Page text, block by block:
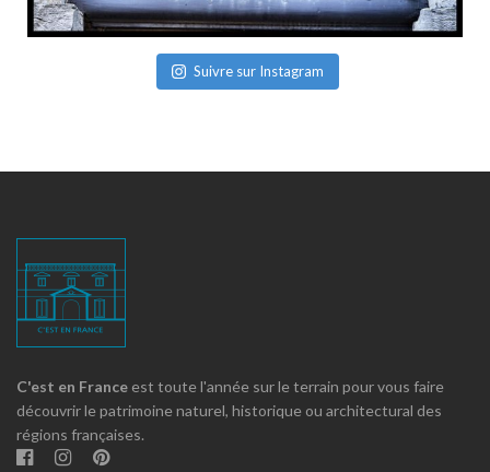
Suivre sur Instagram
C'est en France est toute l'année sur le terrain pour vous faire
découvrir le patrimoine naturel, historique ou architectural des
régions françaises.